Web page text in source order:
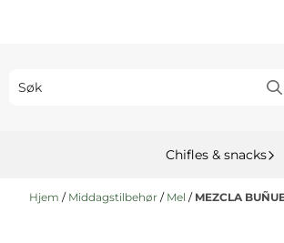
Chifles & snacks
Hjem / Middagstilbehør / Mel / MEZCLA